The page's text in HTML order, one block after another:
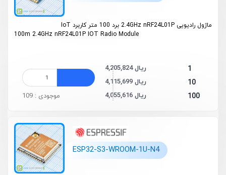
ماژول رادیویی 2.4GHz nRF24L01P برد 100 متر کاربرد IoT
100m 2.4GHz nRF24L01P IOT Radio Module
1 4,205,824 ریال
10 4,115,699 ریال
100 4,055,616 ریال موجودی : 109
ESP32-S3-WROOM-1U-N4